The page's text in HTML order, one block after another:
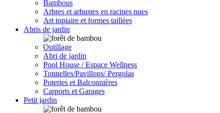
Bambous
Arbres et arbustes en racines nues
Art topiaire et formes taillées
Abris de jardin
Outillage
Abri de jardin
Pool House / Espace Wellness
Tonnelles/Pavillons/ Pergolas
Poteries et Balconnières
Carports et Garages
Petit jardin